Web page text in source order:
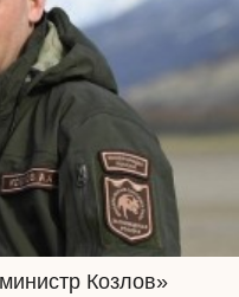
Козлов»